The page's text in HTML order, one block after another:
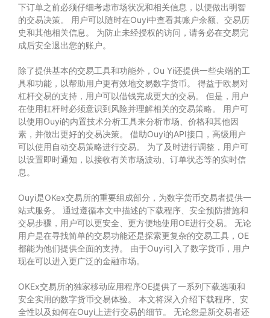
下订单之前必须仔细考虑市场状况和相关信息，以便做出明智
的交易决策。 用户可以随时在Ouyi中查看其账户余额、交易历
史和其他相关信息。 为防止未经授权的访问，请务必在交易完
成后安全退出您的账户。
除了提供基本的交易工具和功能外，Ou Yi还提供一些尖端的工
具和功能，以帮助用户更有效地交易数字货币。 得益于欧易对
杠杆交易的支持，用户可以借钱完成更大的交易。 但是，用户
在使用杠杆时必须意识到风险并理解相关的交易策略。 用户可
以使用Ouyi的内置技术分析工具来分析市场、价格和其他因
素，并做出更好的交易决策。 借助Ouyi的API接口，高级用户
可以使用自动交易策略进行交易。 为了及时进行调整，用户可
以设置即时通知，以接收有关市场波动、订单状态等的实时信
息。
Ouyi是OKex交易所的重要组成部分，为数字货币交易者提供一
站式服务。 通过遵循本文中描述的下载程序、安全预防措施和
交易步骤，用户可以更安全、更方便地使用OE进行交易。 无论
用户是在寻找简单的交易功能还是探索更复杂的交易工具，OE
都能为他们提供全面的支持。 由于Ouyi引入了数字货币，用户
现在可以进入更广泛的金融市场。
OKEx交易所的独家移动应用程序OE提供了一系列下载选项和
安全实用的数字货币交易体验。 本文将深入介绍下载程序、安
全性以及如何在Ouyi上进行交易的细节。 无论您是新交易者还